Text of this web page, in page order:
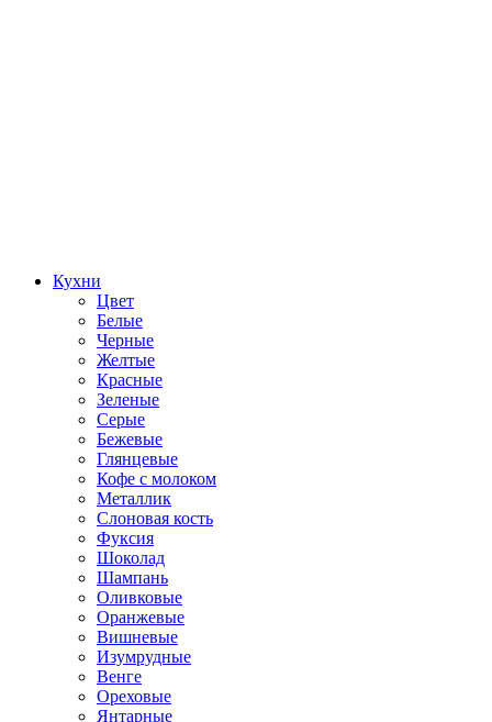
Кухни
Цвет
Белые
Черные
Желтые
Красные
Зеленые
Серые
Бежевые
Глянцевые
Кофе с молоком
Металлик
Слоновая кость
Фуксия
Шоколад
Шампань
Оливковые
Оранжевые
Вишневые
Изумрудные
Венге
Ореховые
Янтарные